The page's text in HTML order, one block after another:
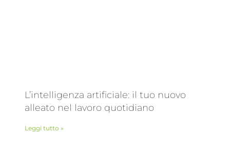
L’intelligenza artificiale: il tuo nuovo
alleato nel lavoro quotidiano
Leggi tutto »